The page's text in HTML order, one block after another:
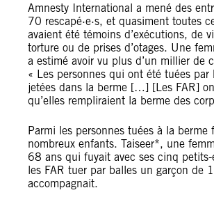
Amnesty International a mené des
70 rescapé·e·s, et quasiment toutes
avaient été témoins d’exécutions, de
torture ou de prises d’otages. Une
a estimé avoir vu plus d’un millier de
« Les personnes qui ont été tuées par
jetées dans la berme […] [Les FAR]
qu’elles rempliraient la berme des
Parmi les personnes tuées à la berme
nombreux enfants. Taiseer*, une
68 ans qui fuyait avec ses cinq
les FAR tuer par balles un garçon de
accompagnait.